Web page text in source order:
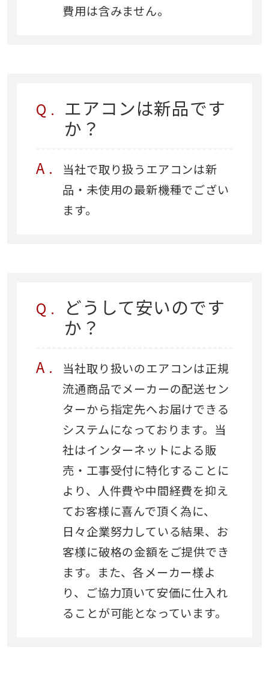
費用は含みません。
エアコンは新品です
か？
当社で取り扱うエアコンは新
品・未使用の最新機種でござい
ます。
どうして安いのです
か？
当社取り扱いのエアコンは正規
流通商品でメーカーの配送セン
ターから指定先へお届けできる
システムになっております。当
社はインターネットによる販
売・工事受付に特化することに
より、人件費や中間経費を抑え
てお客様に喜んで頂く為に、
日々企業努力している結果、お
客様に破格の金額をご提供でき
ます。また、各メーカー様よ
り、ご協力頂いて安価に仕入れ
ることが可能となっています。